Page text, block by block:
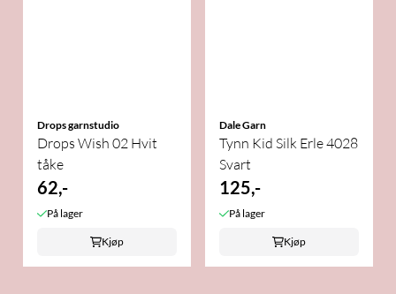
Drops garnstudio
Drops Wish 02 Hvit
tåke
62,-
På lager
Kjøp
Dale Garn
Tynn Kid Silk Erle 4028
Svart
125,-
På lager
Kjøp